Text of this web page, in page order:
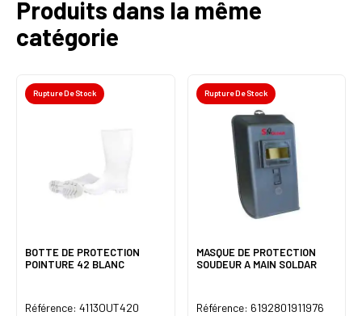
Produits dans la même
catégorie
Rupture De Stock
BOTTE DE PROTECTION
POINTURE 42 BLANC
Référence: 4113OUT420
Rupture De Stock
MASQUE DE PROTECTION
SOUDEUR A MAIN SOLDAR
Référence: 6192801911976